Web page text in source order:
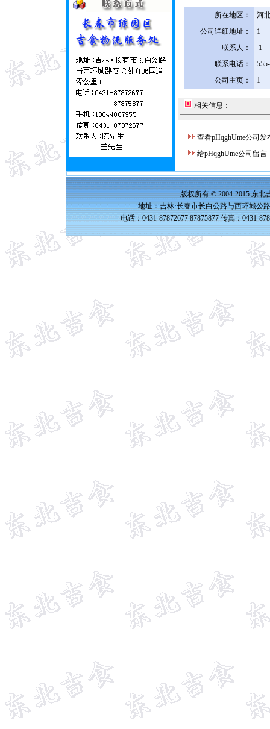
所在地区：
河
公司详细地址：
1
联系人：
1
联系电话：
公司主页：
1
相关信息：
查看pHqghUme公司发
给pHqghUme公司留言
版权所有 © 2004-2015 东北
地址：吉林·长春市长白公路与西环城公
电话：0431-87872677 87875877 传真：0431-